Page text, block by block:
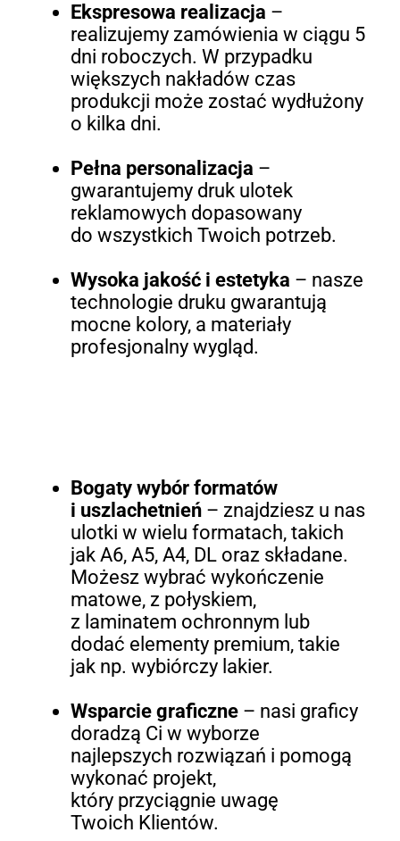
Ekspresowa realizacja –
realizujemy zamówienia w ciągu 5
dni roboczych. W przypadku
większych nakładów czas
produkcji może zostać wydłużony
o kilka dni.
Pełna personalizacja –
gwarantujemy druk ulotek
reklamowych dopasowany
do wszystkich Twoich potrzeb.
Wysoka jakość i estetyka – nasze
technologie druku gwarantują
mocne kolory, a materiały
profesjonalny wygląd.
Bogaty wybór formatów
i uszlachetnień– znajdziesz u nas
ulotki w wielu formatach, takich
jak A6, A5, A4, DL oraz składane.
Możesz wybrać wykończenie
matowe, z połyskiem,
z laminatem ochronnym lub
dodać elementy premium, takie
jak np. wybiórczy lakier.
Wsparcie graficzne– nasi graficy
doradzą Ci w wyborze
najlepszych rozwiązań i pomogą
wykonać projekt,
który przyciągnie uwagę
Twoich Klientów.